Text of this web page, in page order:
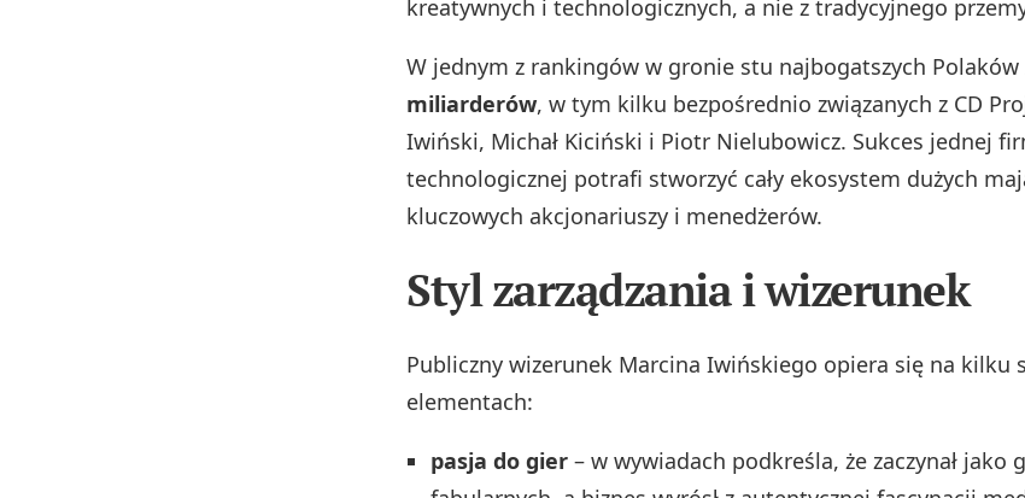
kreatywnych i technologicznych, a nie z tradycyjnego
W jednym z rankingów w gronie stu najbogatszych Polaków
miliarderów, w tym kilku bezpośrednio związanych z CD
Iwiński, Michał Kiciński i Piotr Nielubowicz. Sukces jednej
technologicznej potrafi stworzyć cały ekosystem dużych
kluczowych akcjonariuszy i menedżerów.
Styl zarządzania i wizerunek
Publiczny wizerunek Marcina Iwińskiego opiera się na kilku
elementach:
pasja do gier – w wywiadach podkreśla, że zaczynał jako